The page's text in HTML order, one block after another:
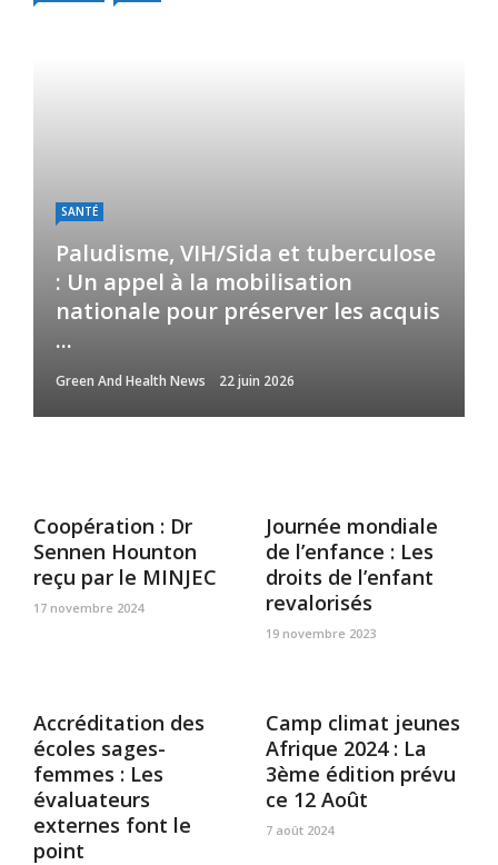
SANTÉ
Paludisme, VIH/Sida et tuberculose
: Un appel à la mobilisation
nationale pour préserver les acquis
...
Green And Health News 22 juin 2026
Coopération : Dr
Sennen Hounton
reçu par le MINJEC
17 novembre 2024
Journée mondiale
de l’enfance : Les
droits de l’enfant
revalorisés
19 novembre 2023
Accréditation des
écoles sages-
femmes : Les
évaluateurs
externes font le
point
Camp climat jeunes
Afrique 2024 : La
3ème édition prévu
ce 12 Août
7 août 2024